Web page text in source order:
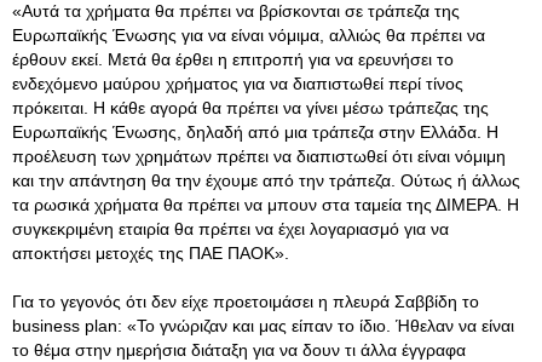
«Αυτά τα χρήματα θα πρέπει να βρίσκονται σε τράπεζα της
Ευρωπαϊκής Ένωσης για να είναι νόμιμα, αλλιώς θα πρέπει να
έρθουν εκεί. Μετά θα έρθει η επιτροπή για να ερευνήσει το
ενδεχόμενο μαύρου χρήματος για να διαπιστωθεί περί τίνος
πρόκειται . Η κάθε αγορά θα πρέπει να γίνει μέσω τράπεζας της
Ευρωπαϊκής Ένωσης, δηλαδή από μια τράπεζα στην Ελλάδα. Η
προέλευση των χρημάτων πρέπει να διαπιστωθεί ότι είναι νόμιμη
και την απάντηση θα την έχουμε από την τράπεζα. Ούτως ή άλλως
τα ρωσικά χρήματα θα πρέπει να μπουν στα ταμεία της ΔΙΜΕΡΑ. Η
συγκεκριμένη εταιρία θα πρέπει να έχει λογαριασμό για να
αποκτήσει μετοχές της ΠΑΕ ΠΑΟΚ».
Για το γεγονός ότι δεν είχε προετοιμάσει η πλευρά Σαββίδη το
business plan: «Το γνώριζαν και μας είπαν το ίδιο. Ήθελαν να είναι
το θέμα στην ημερήσια διάταξη για να δουν τι άλλα έγγραφα